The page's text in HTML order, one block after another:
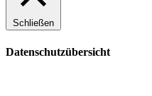
Schließen
Datenschutzübersicht